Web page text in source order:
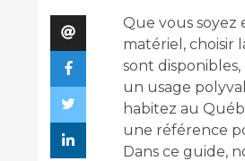
Que vous
matériel, choisir
sont
un usage
habitez au
une référence
Dans ce guide,